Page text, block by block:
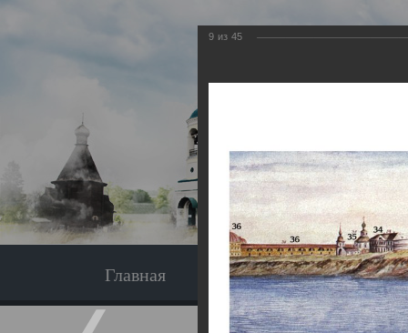
Главная Экскурсия
9 из 45